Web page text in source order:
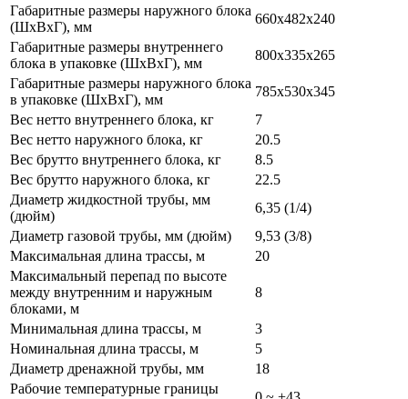
Габаритные размеры наружного блока
(ШxВxГ), мм
660x482x240
Габаритные размеры внутреннего
блока в упаковке (ШxВxГ), мм
800x335x265
Габаритные размеры наружного блока
в упаковке (ШxВxГ), мм
785x530x345
Вес нетто внутреннего блока, кг
7
Вес нетто наружного блока, кг
20.5
Вес брутто внутреннего блока, кг
8.5
Вес брутто наружного блока, кг
22.5
Диаметр жидкостной трубы, мм
(дюйм)
6,35 (1/4)
Диаметр газовой трубы, мм (дюйм)
9,53 (3/8)
Максимальная длина трассы, м
20
Максимальный перепад по высоте
между внутренним и наружным
блоками, м
8
Минимальная длина трассы, м
3
Номинальная длина трассы, м
5
Диаметр дренажной трубы, мм
18
Рабочие температурные границы